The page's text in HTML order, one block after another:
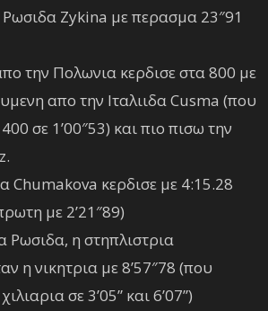
Zykina με περασμα 23″91
την Πολωνια κερδισε στα 800 με
απο την Ιταλιιδα Cusma (που
σε 1’00″53) και πιο πισω την
Chumakova κερδισε με 4:15.28
με 2’21″89)
Ρωσιδα, η στηπλιστρια
η νικητρια με 8’57″78 (που
σε 3’05” και 6’07”)